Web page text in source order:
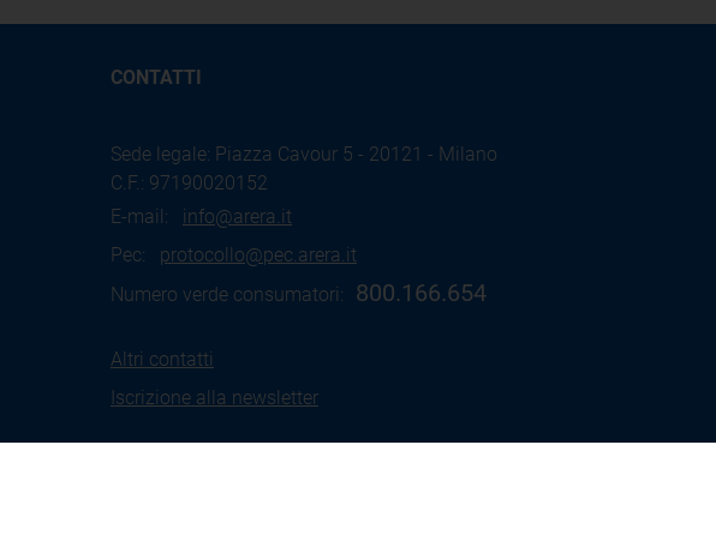
CONTATTI
Sede legale: Piazza Cavour 5 - 20121 - Milano
C.F.: 97190020152
E-mail: info@arera.it
Pec: protocollo@pec.arera.it
Numero verde consumatori:
800.166.654
Altri contatti
Iscrizione alla newsletter